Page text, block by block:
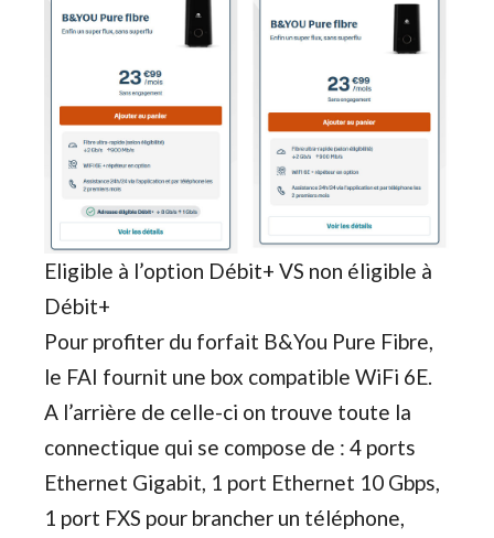
Eligible à l’option Débit+ VS non éligible à
Débit+
Pour profiter du forfait B&You Pure Fibre,
le FAI fournit une box compatible WiFi 6E.
A l’arrière de celle-ci on trouve toute la
connectique qui se compose de : 4 ports
Ethernet Gigabit, 1 port Ethernet 10 Gbps,
1 port FXS pour brancher un téléphone,